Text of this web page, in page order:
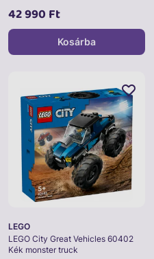
42 990 Ft
Kosárba
LEGO
LEGO City Great Vehicles 60402
Kék monster truck